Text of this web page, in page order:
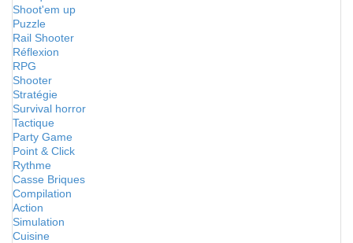
Shoot'em up
Puzzle
Rail Shooter
Réflexion
RPG
Shooter
Stratégie
Survival horror
Tactique
Party Game
Point & Click
Rythme
Casse Briques
Compilation
Action
Simulation
Cuisine